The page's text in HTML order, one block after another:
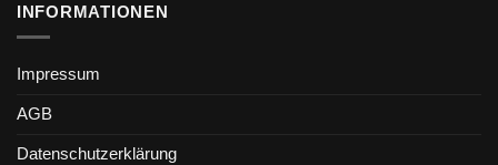
INFORMATIONEN
Impressum
AGB
Datenschutzerklärung